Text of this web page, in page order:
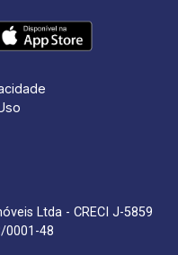
Ltda - CRECI J-5859
0001-48